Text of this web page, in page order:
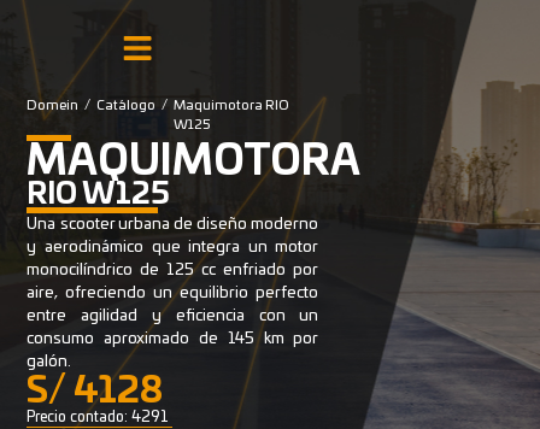
Domein / Catálogo / Maquimotora RIO
W125
MAQUIMOTORA
RIO W125
Una scooter urbana de diseño moderno
y aerodinámico que integra un motor
monocilíndrico de 125 ccenfriado por
aire, ofreciendo un equilibrio perfecto
entre agilidad y eficiencia con un
consumo aproximado de 145 km por
galón.
S/ 4128
Precio contado: 4291